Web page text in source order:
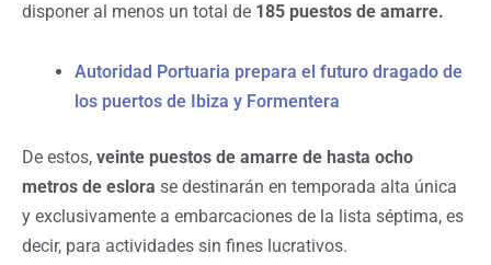
disponer al menos un total de 185 puestos de amarre.
Autoridad Portuaria prepara el futuro dragado de
los puertos de Ibiza y Formentera
De estos, veinte puestos de amarre de hasta ocho
metros de eslora se destinarán en temporada alta única
y exclusivamente a embarcaciones de la lista séptima, es
decir, para actividades sin fines lucrativos.